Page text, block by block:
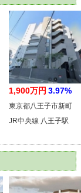
1,900万円 3.97%
東京都八王子市新町
JR中央線 八王子駅